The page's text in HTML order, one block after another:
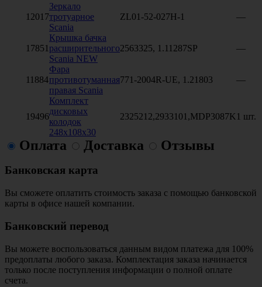
12017
Зеркало
тротуарное
Scania
ZL01-52-027H-1 —
17851
Крышка бачка
расширительного
Scania NEW
2563325, 1.11287SP —
11884
Фара
противотуманная
правая Scania
771-2004R-UE, 1.21803 —
19496
Комплект
дисковых
колодок
248x108x30
2325212,2933101,MDP3087K 1 шт.
Оплата Доставка Отзывы
Банковская карта
Вы сможете оплатить стоимость заказа с помощью банковской
карты в офисе нашей компании.
Банковский перевод
Вы можете воспользоваться данным видом платежа для 100%
предоплаты любого заказа. Комплектация заказа начинается
только после поступления информации о полной оплате
счета.